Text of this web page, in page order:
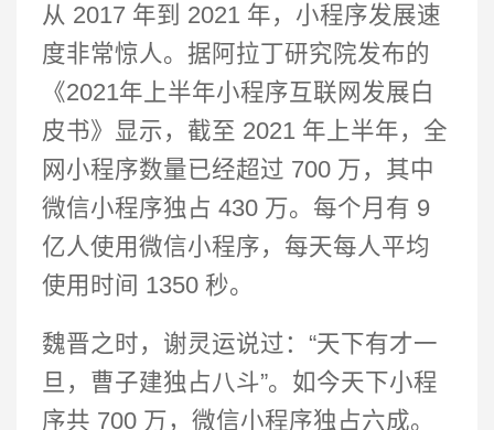
从 2017 年到 2021 年，小程序发展速
度非常惊人。据阿拉丁研究院发布的
《2021年上半年小程序互联网发展白
皮书》显示，截至 2021 年上半年，全
网小程序数量已经超过 700 万，其中
微信小程序独占 430 万。每个月有 9
亿人使用微信小程序，每天每人平均
使用时间 1350 秒。
魏晋之时，谢灵运说过：“天下有才一
旦，曹子建独占八斗”。如今天下小程
序共 700 万，微信小程序独占六成。